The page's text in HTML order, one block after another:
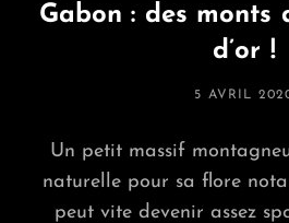
Gabon : des monts
d’or !
POSTED
5 AVRIL
Un petit massif
naturelle pour sa flore
peut vite devenir assez